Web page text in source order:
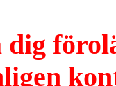
dig